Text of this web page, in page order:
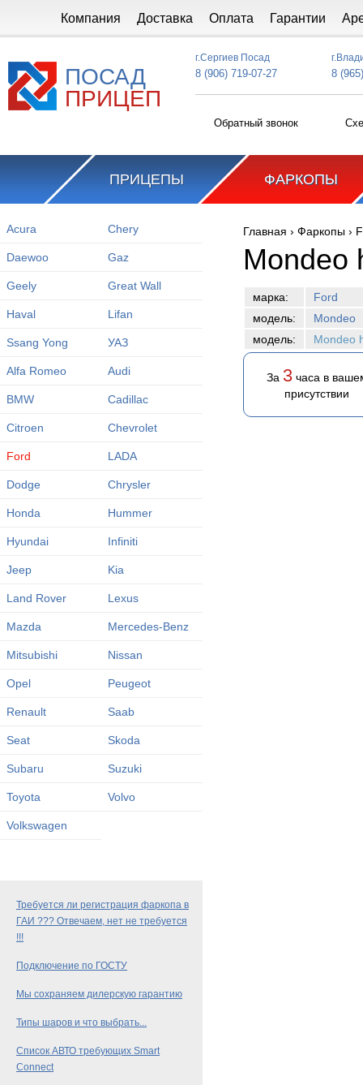
Компания Доставка Оплата Гарантии
ПОСАД
ПРИЦЕП
г.Сергиев Посад
8 (906) 719-07-27 8
Обратный звонок
ПРИЦЕПЫ ФАРКОПЫ
Acura Chery
Daewoo Gaz
Geely Great Wall
Haval Lifan
Ssang Yong УАЗ
Alfa Romeo Audi
BMW Cadillac
Citroen Chevrolet
Ford LADA
Dodge Chrysler
Honda Hummer
Hyundai Infiniti
Jeep Kia
Land Rover Lexus
Mazda Mercedes-Benz
Mitsubishi Nissan
Opel Peugeot
Renault Saab
Seat Skoda
Subaru Suzuki
Toyota Volvo
Volkswagen
Требуется ли регистрация фаркопа в
ГАИ ??? Отвечаем, нет не требуется
!!!
Подключение по ГОСТУ
Мы сохраняем дилерскую гарантию
Типы шаров и что выбрать...
Список АВТО требующих Smart
Connect
Вы здесь
Главная › Фаркопы ›
Mondeo
марка:
Ford
модель:
Mondeo
модель:
Mondeo
За 3часа в
присутствии